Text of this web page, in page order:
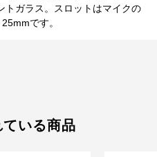
トガラス。スロットはマイクの
です。
いる商品